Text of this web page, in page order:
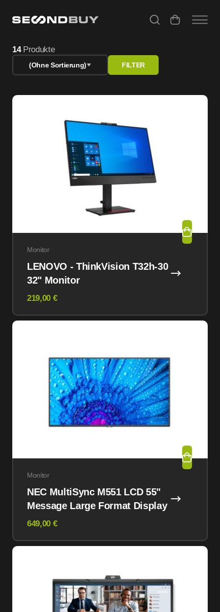
14Produkte
(Ohne Sortierung) FILTER
Monitor
LENOVO - ThinkVision T32h-30
32" Monitor
219,00 €
Monitor
NEC MultiSync M551 LCD 55"
Message Large Format Display
649,00 €